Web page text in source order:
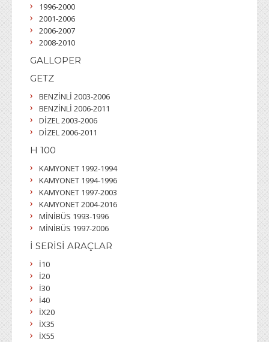
1996-2000
2001-2006
2006-2007
2008-2010
GALLOPER
GETZ
BENZİNLİ 2003-2006
BENZİNLİ 2006-2011
DİZEL 2003-2006
DİZEL 2006-2011
H 100
KAMYONET 1992-1994
KAMYONET 1994-1996
KAMYONET 1997-2003
KAMYONET 2004-2016
MİNİBÜS 1993-1996
MİNİBÜS 1997-2006
İ SERİSİ ARAÇLAR
İ10
İ20
İ30
İ40
İX20
İX35
İX55